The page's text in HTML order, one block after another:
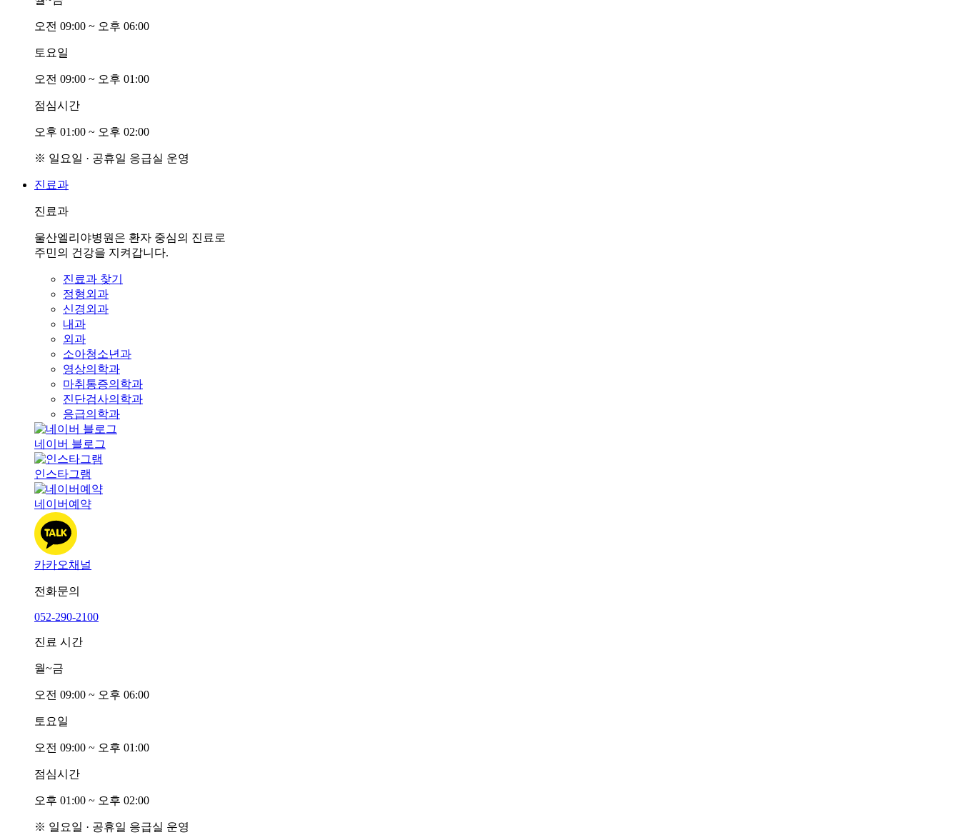
오전 09:00 ~ 오후 06:00
토요일
오전 09:00 ~ 오후 01:00
점심시간
오후 01:00 ~ 오후 02:00
※ 일요일 · 공휴일 응급실 운영
진료과
진료과
울산엘리야병원은 환자 중심의 진료로
주민의 건강을 지켜갑니다.
진료과 찾기
정형외과
신경외과
내과
외과
소아청소년과
영상의학과
마취통증의학과
진단검사의학과
응급의학과
네이버 블로그
인스타그램
네이버예약
카카오채널
전화문의
052-290-2100
진료 시간
월~금
오전 09:00 ~ 오후 06:00
토요일
오전 09:00 ~ 오후 01:00
점심시간
오후 01:00 ~ 오후 02:00
※ 일요일 · 공휴일 응급실 운영